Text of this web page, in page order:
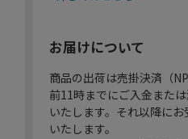
お届けについて
商品の出荷は売掛決済（
前11時までにご入金また
いたします。それ以降に
いたします。